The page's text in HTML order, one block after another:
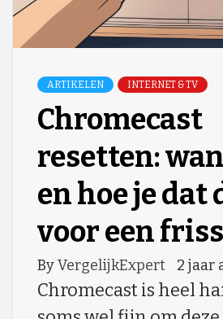
ARTIKELEN INTERNET & TV
Chromecast
resetten:
en hoe je dat
voor een
ByVergelijkExpert 2 jaar
Chromecast is heel